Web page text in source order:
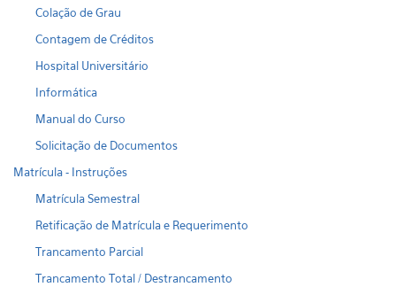
Colação de Grau
Contagem de Créditos
Hospital Universitário
Informática
Manual do Curso
Solicitação de Documentos
Matrícula - Instruções
Matrícula Semestral
Retificação de Matrícula e Requerimento
Trancamento Parcial
Trancamento Total / Destrancamento